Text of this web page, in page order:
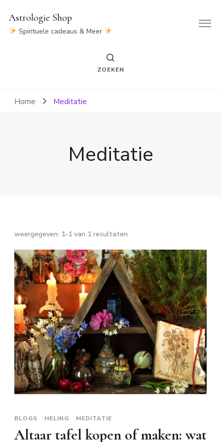
Astrologie Shop
Spirituele cadeaus & Meer
ZOEKEN
Home Meditatie
Meditatie
weergegeven: 1-1 van 1 resultaten
BLOGS HELING MEDITATIE
Altaar tafel kopen of maken: wat